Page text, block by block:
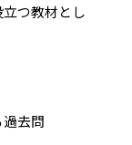
つ教材とし
去問